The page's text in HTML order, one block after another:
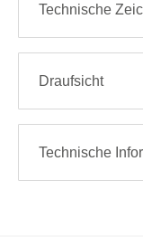
Technische
Draufsicht
Technische